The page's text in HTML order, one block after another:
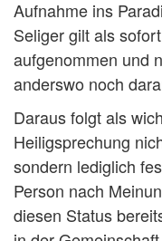
Aufnahme ins
Seliger gilt als
aufgenommen und
anderswo noch
Daraus folgt als
Heiligsprechung
sondern lediglich
Person nach
diesen Status